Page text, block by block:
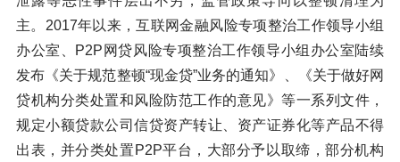
主。2017年以来，互联网金融风险专项整治工作领导小组
办公室、P2P网贷风险专项整治工作领导小组办公室陆续
发布《关于规范整顿“现金贷”业务的通知》、《关于做好网
贷机构分类处置和风险防范工作的意见》等一系列文件，
规定小额贷款公司信贷资产转让、资产证券化等产品不得
出表，并分类处置P2P平台，大部分予以取缔，部分机构